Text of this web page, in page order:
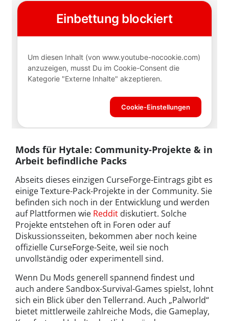
Mods für Hytale: Community-Projekte & in
Arbeit befindliche Packs
Abseits dieses einzigen CurseForge-Eintrags gibt es
einige Texture-Pack-Projekte in der Community. Sie
befinden sich noch in der Entwicklung und werden
auf Plattformen wie Reddit diskutiert. Solche
Projekte entstehen oft in Foren oder auf
Diskussionsseiten, bekommen aber noch keine
offizielle CurseForge-Seite, weil sie noch
unvollständig oder experimentell sind.
Wenn Du Mods generell spannend findest und
auch andere Sandbox-Survival-Games spielst, lohnt
sich ein Blick über den Tellerrand. Auch „Palworld“
bietet mittlerweile zahlreiche Mods, die Gameplay,